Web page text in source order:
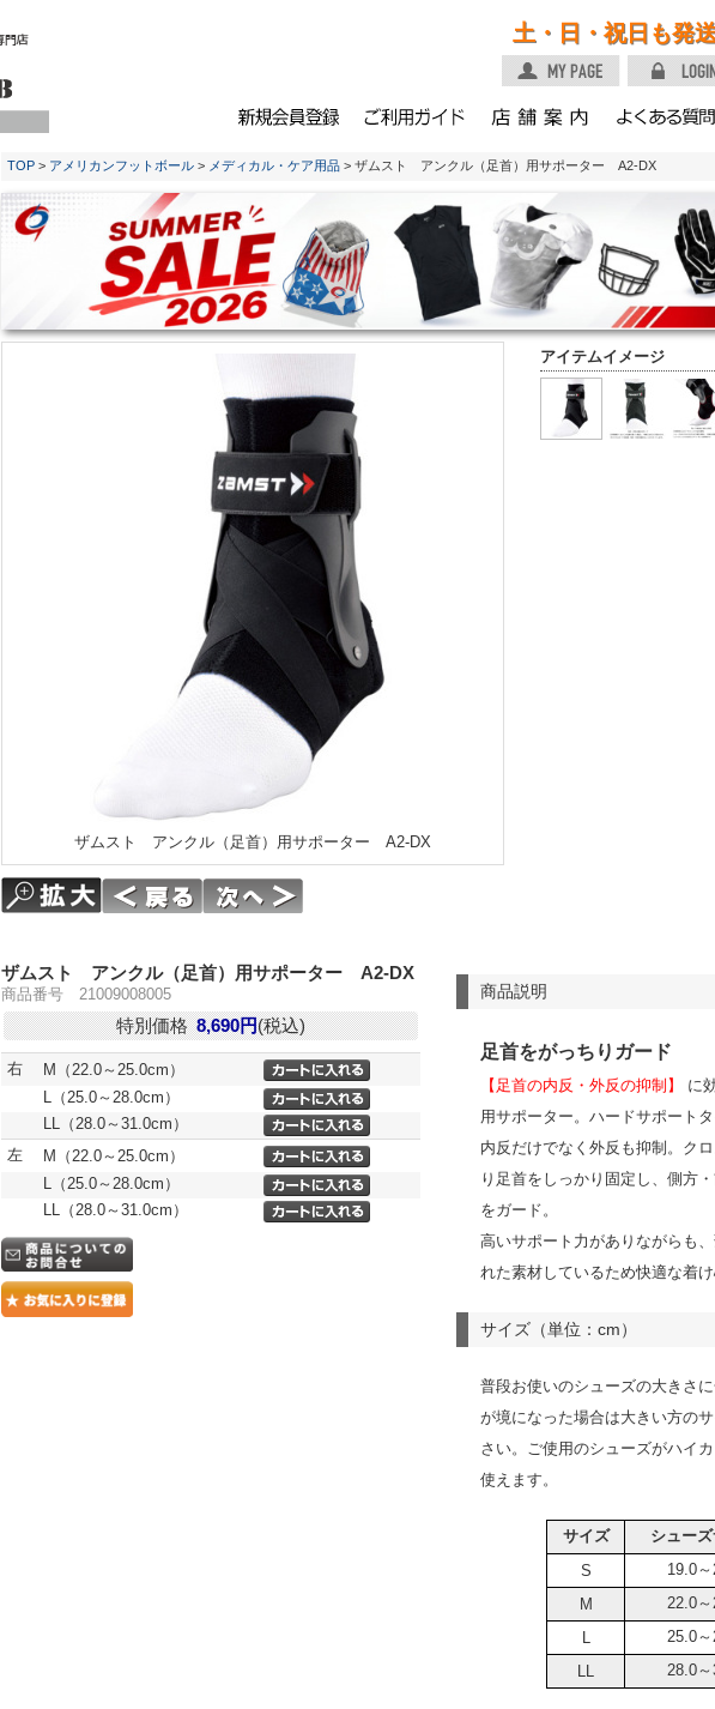
土・日・祝日も発
TOP > アメリカンフットボール > メディカル・ケア用品 > ザムスト アンクル（足首）用サポーター A2-DX
アイテムイメージ
ザムスト アンクル（足首）用サポーター A2-DX
商品説明
足首をがっちりガード
【足首の内反・外反の抑制】
に
用サポーター。ハードサポートタ
内反だけでなく外反も抑制。ク
り足首をしっかり固定し、側方
をガード。
高いサポート力がありながらも
れた素材しているため快適な着け
サイズ（単位：cm）
普段お使いのシューズの大きさ
が境になった場合は大きい方の
さい。ご使用のシューズがハイ
使えます。
サイズ
シュー
S
19.0
M
22.0
L
25.0
LL
28.0
ザムスト アンクル（足首）用サポーター A2-DX
商品番号 21009008005
特別価格 8,690円(税込)
右
M（22.0～25.0cm）
L（25.0～28.0cm）
LL（28.0～31.0cm）
左
M（22.0～25.0cm）
L（25.0～28.0cm）
LL（28.0～31.0cm）